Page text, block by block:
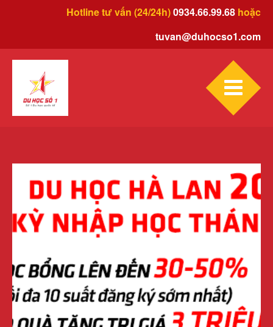
Hotline tư vấn (24/24h)0934.66.99.68 hoặc
tuvan@duhocso1.com